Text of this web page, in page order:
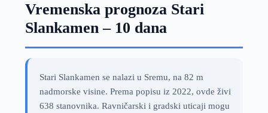
Vremenska prognoza Stari
Slankamen – 10 dana
Stari Slankamen se nalazi u Sremu, na 82 m
nadmorske visine. Prema popisu iz 2022, ovde živi
638 stanovnika. Ravničarski i gradski uticaji mogu